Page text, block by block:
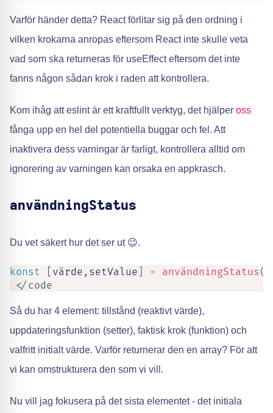
Varför händer detta? React förlitar sig på den ordning i
vilken krokarna anropas eftersom React inte skulle veta
vad som ska returneras för useEffect eftersom det inte
fanns någon sådan krok i raden att kontrollera.
Kom ihåg att eslint är ett kraftfullt verktyg, det hjälper oss
fånga upp en hel del potentiella buggar och fel. Att
inaktivera dess varningar är farligt, kontrollera alltid om
ignorering av varningen kan orsaka en appkrasch.
användningStatus
Du vet säkert hur det ser ut 😉.
konst värde , setValue = användningStatus(
</code
Så du har 4 element: tillstånd (reaktivt värde),
uppdateringsfunktion (setter), faktisk krok (funktion) och
valfritt initialt värde. Varför returnerar den en array? För att
vi kan omstrukturera den som vi vill.
Nu vill jag fokusera på det sista elementet - det initiala